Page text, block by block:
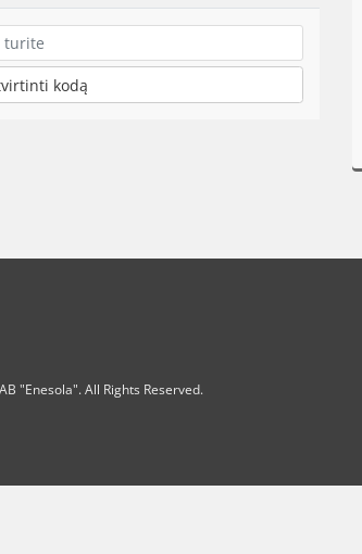
kodą
"Enesola". All Rights Reserved.